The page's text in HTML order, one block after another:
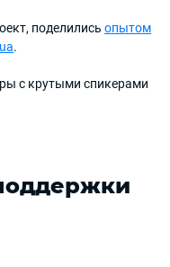
поделились опытом
.
с крутыми спикерами